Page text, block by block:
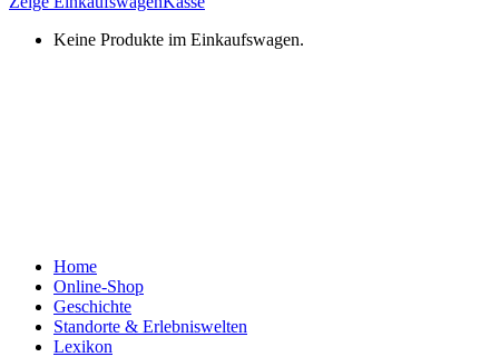
Keine Produkte im Einkaufswagen.
Home
Online-Shop
Geschichte
Standorte & Erlebniswelten
Lexikon